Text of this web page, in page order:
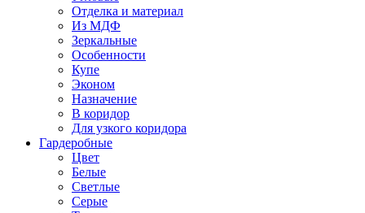
Отделка и материал
Из МДФ
Зеркальные
Особенности
Купе
Эконом
Назначение
В коридор
Для узкого коридора
Гардеробные
Цвет
Белые
Светлые
Серые